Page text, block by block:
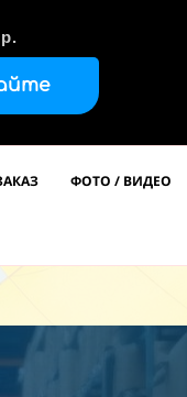
ФОТО / ВИДЕО